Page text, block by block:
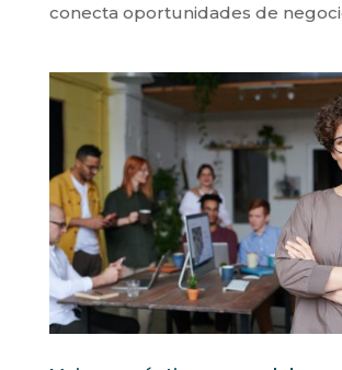
conecta oportunidades de